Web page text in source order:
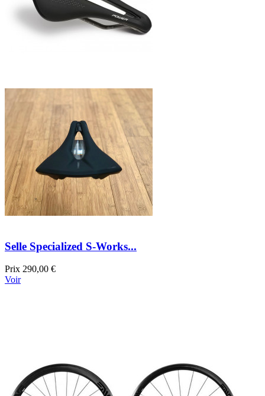
Selle Specialized S-Works...
Prix 290,00 €
Voir